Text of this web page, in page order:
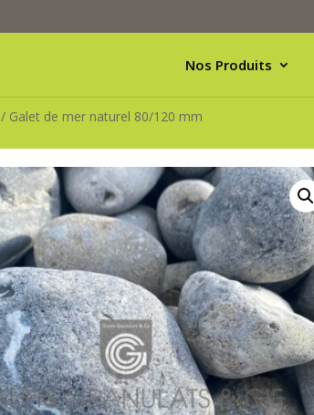
Nos Produits
/ Galet de mer naturel 80/120 mm